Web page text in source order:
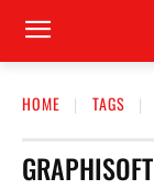
HOME TAGS
GRAPHISOFT